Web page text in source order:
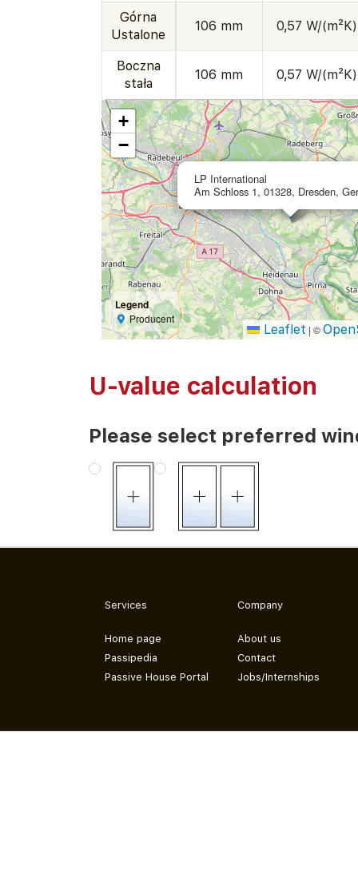
Górna
Ustalone
106 mm 0,57 W/(m²K)
Boczna
stała
106 mm 0,57 W/(m²K)
LP International
Am Schloss 1, 01328, Dresden,
+
−
Legend
Producent
Leaflet | ©
U-value calculation
Please select preferred
Services
Home page
Passipedia
Passive House Portal
Company
About us
Contact
Jobs/Internships